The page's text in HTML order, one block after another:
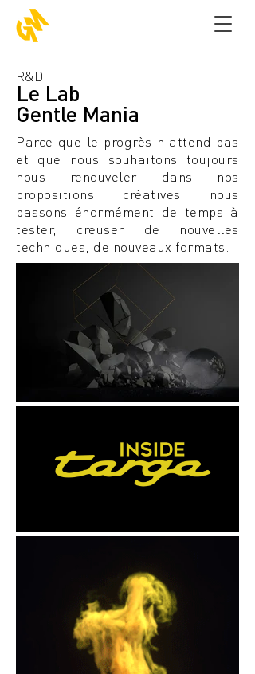
R&D
Le Lab
Gentle Mania
Parce que le progrès n'attend pas
et que nous souhaitons toujours
nous renouveler dans nos
propositions créatives nous
passons énormément de temps à
tester, creuser de nouvelles
techniques, de nouveaux formats.